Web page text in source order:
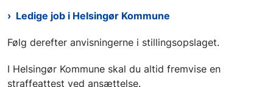
Ledige job i Helsingør Kommune
Følg derefter anvisningerne i stillingsopslaget.
I Helsingør Kommune skal du altid fremvise en
straffeattest ved ansættelse.